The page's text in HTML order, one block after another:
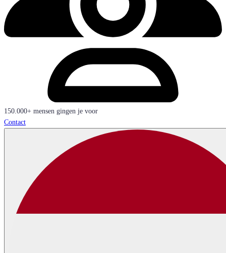
150.000+ mensen gingen je voor
Contact